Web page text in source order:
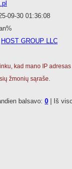
09-30 01:36:08
HOST GROUP LLC
kad mano IP
žmonių sąraše.
balsavo: 0 | Iš